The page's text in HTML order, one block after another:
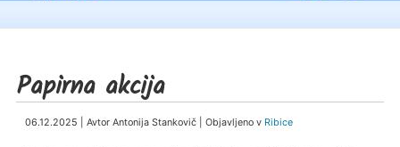
Papirna akcija
06.12.2025 | Avtor Antonija Stankovič | Objavljeno v Ribice